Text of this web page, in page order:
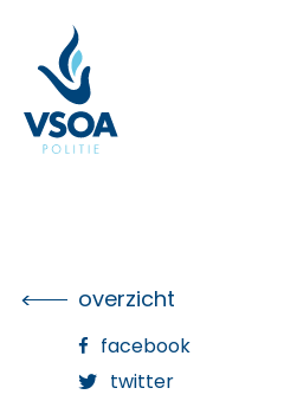
content
overzicht
facebook
twitter